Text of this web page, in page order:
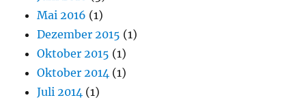
Mai 2016 (1)
Dezember 2015 (1)
Oktober 2015 (1)
Oktober 2014 (1)
Juli 2014 (1)